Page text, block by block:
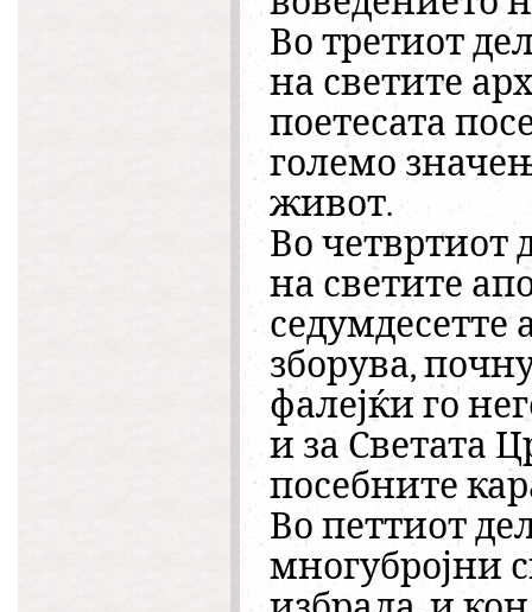
Во третиот
на светите
поетесата
големо
живот.
Во четвртиот
на светите
седумдесетте
зборува,
фалејќи го
и за Светата
посебните
Во петтиот
многубројни